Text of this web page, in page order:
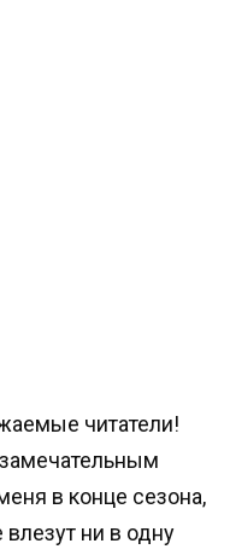
читатели!
в конце сезона,
ни в одну